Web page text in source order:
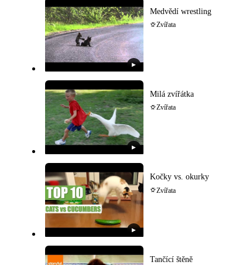
▶
Medvědí wrestling
Zvířata
▶
Milá zvířátka
Zvířata
▶
Kočky vs. okurky
Zvířata
Tančící štěně